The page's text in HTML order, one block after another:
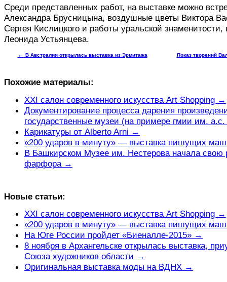
Среди представленных работ, на выставке можно
Александра Брусницына, воздушные цветы Виктора
Сергея Кислицкого и работы уральской
Леонида Устьянцева.
← В Австралии открылась выставка из Эрмитажа Показ творений
Похожие материалы:
XXI салон современного искусства Art Shopping →
Документирование процесса дарения
государственные музеи (на примере гмии им.
Карикатуры от Alberto Arni →
«200 ударов в минуту» — выставка пишущих
В Башкирском Музее им. Нестерова начала свою
фарфора →
Новые статьи:
XXI салон современного искусства Art Shopping →
«200 ударов в минуту» — выставка пишущих
На Юге России пройдет «Биеналле-2015» →
8 ноября в Архангельске открылась выставка,
Союза художников области →
Оригинальная выставка моды на ВДНХ →